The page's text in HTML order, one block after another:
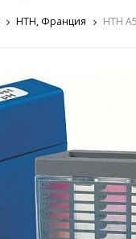
HTH, Франция HTH